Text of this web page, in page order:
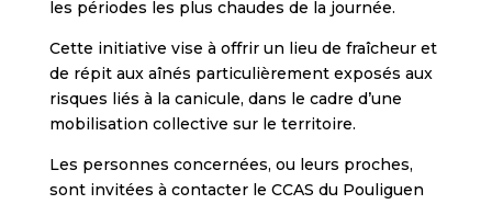
les périodes les plus chaudes de la journée.
Cette initiative vise à offrir un lieu de fraîcheur et
de répit aux aînés particulièrement exposés aux
risques liés à la canicule, dans le cadre d’une
mobilisation collective sur le territoire.
Les personnes concernées, ou leurs proches,
sont invitées à contacter le CCAS du Pouliguen